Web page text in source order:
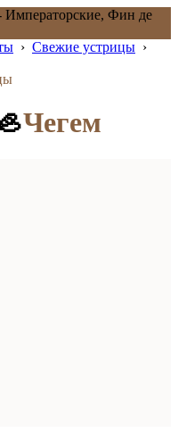
Императорские, Фин де
› Свежие устрицы ›
Чегем